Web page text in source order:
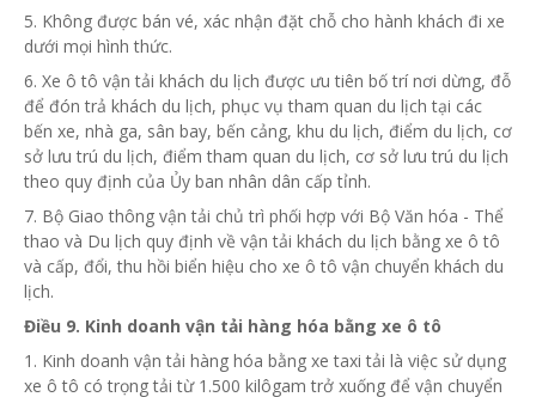
5. Không được bán vé, xác nhận đặt chỗ cho hành khách đi xe
dưới mọi hình thức.
6. Xe ô tô vận tải khách du lịch được ưu tiên bố trí nơi dừng, đỗ
để đón trả khách du lịch, phục vụ tham quan du lịch tại các
bến xe, nhà ga, sân bay, bến cảng, khu du lịch, điểm du lịch, cơ
sở lưu trú du lịch, điểm tham quan du lịch, cơ sở lưu trú du lịch
theo quy định của Ủy ban nhân dân cấp tỉnh.
7. Bộ Giao thông vận tải chủ trì phối hợp với Bộ Văn hóa - Thể
thao và Du lịch quy định về vận tải khách du lịch bằng xe ô tô
và cấp, đổi, thu hồi biển hiệu cho xe ô tô vận chuyển khách du
lịch.
Điều 9. Kinh doanh vận tải hàng hóa bằng xe ô tô
1. Kinh doanh vận tải hàng hóa bằng xe taxi tải là việc sử dụng
xe ô tô có trọng tải từ 1.500 kilôgam trở xuống để vận chuyển